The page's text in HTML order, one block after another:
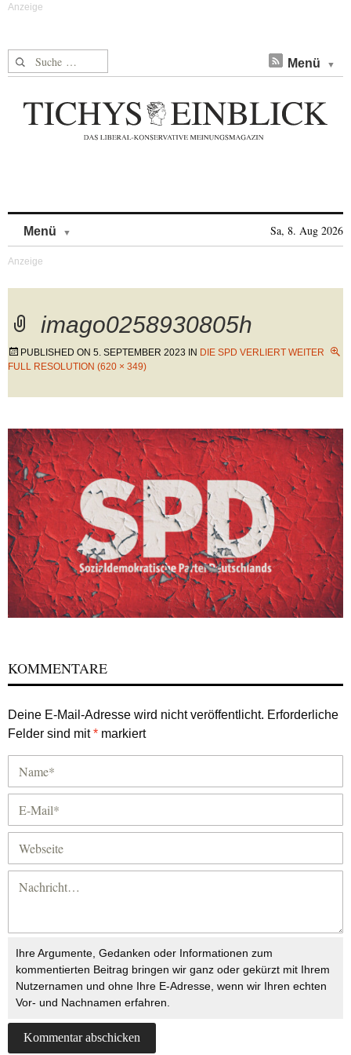
Suche nach: Menü
Menü Sa, 8. Aug 2026
imago0258930805h
PUBLISHED ON 5. SEPTEMBER 2023 IN DIE SPD VERLIERT WEITER
FULL RESOLUTION (620 × 349)
KOMMENTARE
Deine E-Mail-Adresse wird nicht veröffentlicht. Erforderliche
Felder sind mit* markiert
Ihre Argumente, Gedanken oder Informationen zum
kommentierten Beitrag bringen wir ganz oder gekürzt mit Ihrem
Nutzernamen und ohne Ihre E-Adresse, wenn wir Ihren echten
Vor- und Nachnamen erfahren.